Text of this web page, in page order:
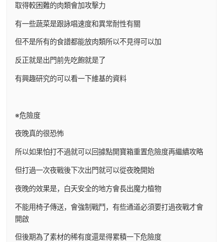
取得較困難的肉類會加攻擊力
有一些蔬菜是跟詠唱速度和異常耐性有關
但不是所有的食譜都能放肉類所以不見得可以加
反正就是出門前先吃飽就是了
有興趣研究的可以看一下維基的資料
※危險度
夜晚真的很恐怖
所以如果怕打不過就可以回據點開寶箱重置危險度再繼續攻略
但打過一次夜戰後下次出門就可以從夜晚開始
夜晚的效果是，白天安全的地方會長出魔力植物
不能用椅子傳送，會強制戰鬥，有些通道必須要打過夜戰才會
開啟
但後期為了素材的稀有度還是得累積一下危險度